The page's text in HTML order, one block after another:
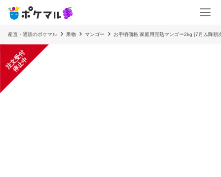
産直・通販のポケマル 果物 マンゴー お手頃価格 家庭用完熟マンゴー2kg [7月以降順
注
文
受
付
停
止
中